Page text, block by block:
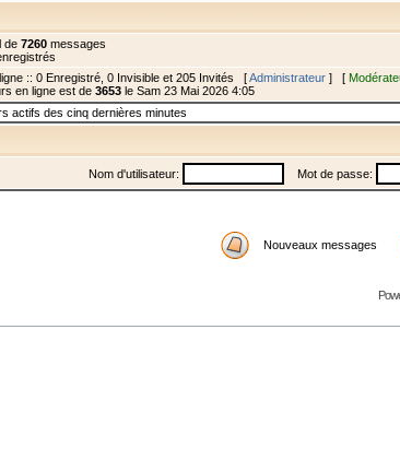
de 7260 messages
:: 0 Enregistré, 0 Invisible et 205 Invités [Administrateur ] [
en ligne est de 3653 le Sam 23 Mai 2026 4:05
actifs des cinq dernières minutes
Nom d'utilisateur: Mot de passe:
Nouveaux messages